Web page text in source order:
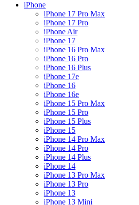
iPhone
iPhone 17 Pro Max
iPhone 17 Pro
iPhone Air
iPhone 17
iPhone 16 Pro Max
iPhone 16 Pro
iPhone 16 Plus
iPhone 17e
iPhone 16
iPhone 16e
iPhone 15 Pro Max
iPhone 15 Pro
iPhone 15 Plus
iPhone 15
iPhone 14 Pro Max
iPhone 14 Pro
iPhone 14 Plus
iPhone 14
iPhone 13 Pro Max
iPhone 13 Pro
iPhone 13
iPhone 13 Mini